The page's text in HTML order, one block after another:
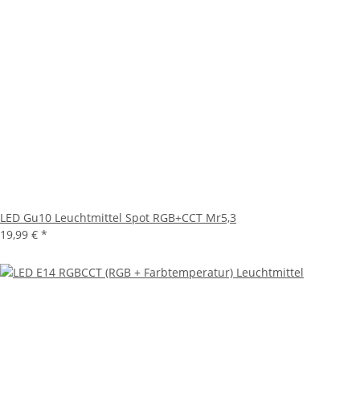
LED Gu10 Leuchtmittel Spot RGB+CCT Mr5,3
19,99 € *